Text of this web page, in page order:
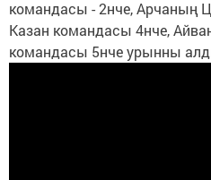
командасы - 2нче, Арчаның
Казан командасы 4нче,
командасы 5нче урынны